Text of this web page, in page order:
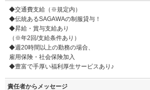
◆交通費支給（※規定内）
◆伝統あるSAGAWAの制服貸与！
◆昇給・賞与支給あり
（※年2回/支給条件あり）
◆週20時間以上の勤務の場合、
雇用保険・社会保険加入
◆豊富で手厚い福利厚生サービスあり♪
責任者からメッセージ